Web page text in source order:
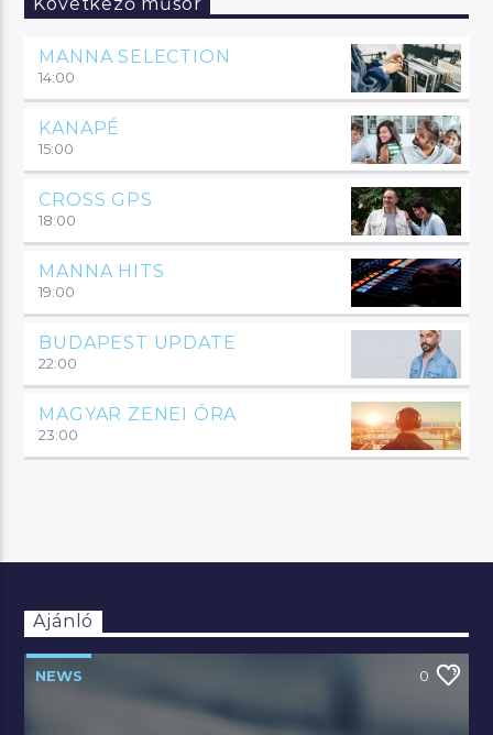
Következő műsor
MANNA SELECTION
14:00
KANAPÉ
15:00
CROSS GPS
18:00
MANNA HITS
19:00
BUDAPEST UPDATE
22:00
MAGYAR ZENEI ÓRA
23:00
Ajánló
NEWS 0